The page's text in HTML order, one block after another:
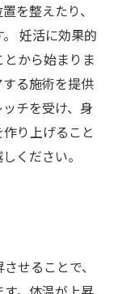
を整えたり、
妊活に効果的
から始まりま
る施術を提供
チを受け、身
り上げること
ください。
せることで、